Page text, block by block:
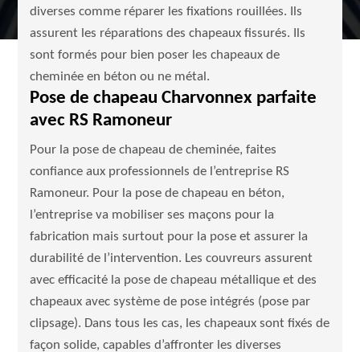
diverses comme réparer les fixations rouillées. Ils
assurent les réparations des chapeaux fissurés. Ils
sont formés pour bien poser les chapeaux de
cheminée en béton ou ne métal.
Pose de chapeau Charvonnex parfaite
avec RS Ramoneur
Pour la pose de chapeau de cheminée, faites
confiance aux professionnels de l’entreprise RS
Ramoneur. Pour la pose de chapeau en béton,
l’entreprise va mobiliser ses maçons pour la
fabrication mais surtout pour la pose et assurer la
durabilité de l’intervention. Les couvreurs assurent
avec efficacité la pose de chapeau métallique et des
chapeaux avec système de pose intégrés (pose par
clipsage). Dans tous les cas, les chapeaux sont fixés de
façon solide, capables d’affronter les diverses